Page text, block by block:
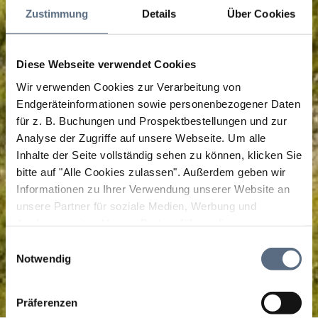
Zustimmung Details Über Cookies
Diese Webseite verwendet Cookies
Wir verwenden Cookies zur Verarbeitung von
Endgeräteinformationen sowie personenbezogener Daten
für z. B. Buchungen und Prospektbestellungen und zur
Analyse der Zugriffe auf unsere Webseite. Um alle
Inhalte der Seite vollständig sehen zu können, klicken Sie
bitte auf "Alle Cookies zulassen". Außerdem geben wir
Informationen zu Ihrer Verwendung unserer Website an
unsere Partner für soziale Medien, Werbung und
zusammen, die Sie ihnen bereitgestellt haben oder die
sie im Rahmen Ihrer Nutzung der Dienste gesammelt
Einwilligungsauswahl
Notwendig
Präferenzen